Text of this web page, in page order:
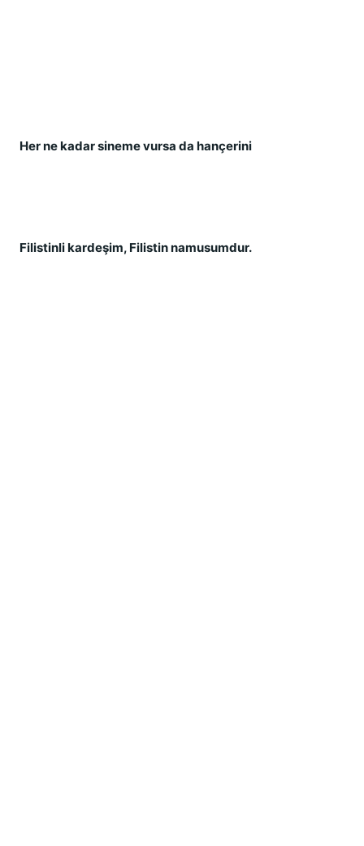
Her ne kadar sineme vursa da hançerini
Filistinli kardeşim, Filistin namusumdur.